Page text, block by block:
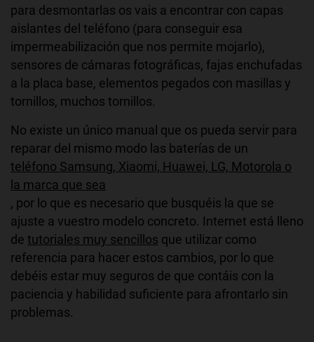
para desmontarlas os vais a encontrar con capas
aislantes del teléfono (para conseguir esa
impermeabilización que nos permite mojarlo),
sensores de cámaras fotográficas, fajas enchufadas
a la placa base, elementos pegados con masillas y
tornillos, muchos tornillos.
No existe un único manual que os pueda servir para
reparar del mismo modo las baterías de un
teléfono Samsung, Xiaomi, Huawei, LG, Motorola o
la marca que sea
, por lo que es necesario que busquéis la que se
ajuste a vuestro modelo concreto. Internet está lleno
de tutoriales muy sencillos que utilizar como
referencia para hacer estos cambios, por lo que
debéis estar muy seguros de que contáis con la
paciencia y habilidad suficiente para afrontarlo sin
problemas.